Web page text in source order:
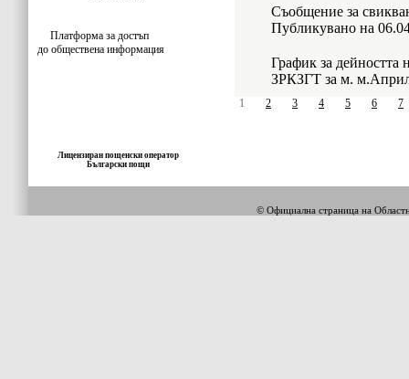
Платформа за достъп
до обществена информация
Лицензиран пощенски оператор
Български пощи
Съобщение за
Публикувано на
График за
ЗРКЗГТ за м.
1 2 3 4 5 6 7
© Официална страница на